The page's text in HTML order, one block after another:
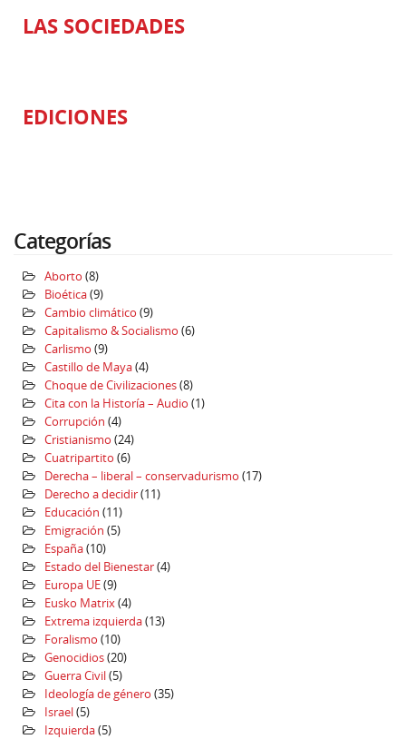
LAS SOCIEDADES
EDICIONES
Categorías
Aborto (8)
Bioética(9)
Cambio climático (9)
Capitalismo & Socialismo (6)
Carlismo (9)
Castillo de Maya(4)
Choque de Civilizaciones(8)
Cita con la Historía – Audio (1)
Corrupción (4)
Cristianismo (24)
Cuatripartito (6)
Derecha – liberal – conservadurismo (17)
Derecho a decidir(11)
Educación (11)
Emigración (5)
España(10)
Estado del Bienestar(4)
Europa UE(9)
Eusko Matrix(4)
Extrema izquierda(13)
Foralismo (10)
Genocidios(20)
Guerra Civil(5)
Ideología de género (35)
Israel(5)
Izquierda(5)